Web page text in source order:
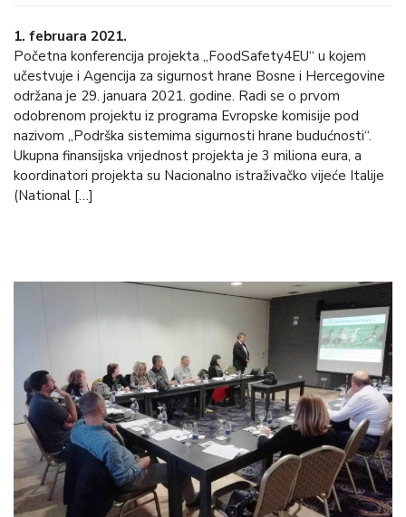
1. februara 2021.
Početna konferencija projekta „FoodSafety4EU“ u kojem
učestvuje i Agencija za sigurnost hrane Bosne i Hercegovine
održana je 29. januara 2021. godine. Radi se o prvom
odobrenom projektu iz programa Evropske komisije pod
nazivom „Podrška sistemima sigurnosti hrane budućnosti“.
Ukupna finansijska vrijednost projekta je 3 miliona eura, a
koordinatori projekta su Nacionalno istraživačko vijeće Italije
(National […]